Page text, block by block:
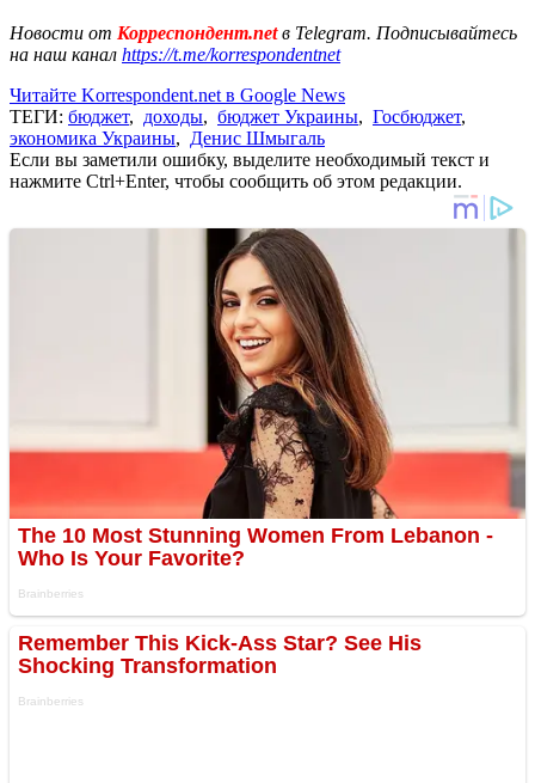
Новости от Корреспондент.netв Telegram. Подписывайтесь
на наш канал https://t.me/korrespondentnet
Читайте Korrespondent.net в Google News
ТЕГИ: бюджет, доходы, бюджет Украины, Госбюджет,
экономика Украины, Денис Шмыгаль
Если вы заметили ошибку, выделите необходимый текст и
нажмите Ctrl+Enter, чтобы сообщить об этом редакции.